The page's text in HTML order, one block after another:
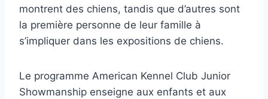
montrent des chiens, tandis que d’autres sont
la première personne de leur famille à
s’impliquer dans les expositions de chiens.
Le programme American Kennel Club Junior
Showmanship enseigne aux enfants et aux